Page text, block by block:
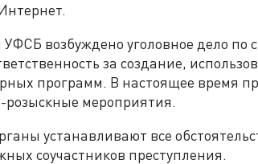
возбуждено уголовное дело по
за создание,
программ. В настоящее время
розыскные мероприятия.
устанавливают все
соучастников преступления.